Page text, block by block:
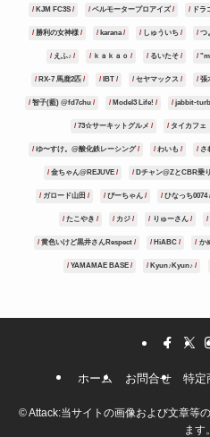
KJM FC3S ベルモータープロアイズ ドラ
勝利の女神様 karana しゅういち つ
えふ♪ ｋａｋａｏ るいたそ
RX-7 馬鹿2匹 IBT セヤマックス 張
智子(藍) @fd7chu Model3 Life! jabbit-
73☆サーキットグルメ タイカフェ
ゆ〜すけ。@酸化鉄レーシング わいも さ
金ちゃん@REJUVE Dチャン@ZとCBR乗り
ガロード山田 ぴーちゃん ひなっち0074
たこやき カジ りゅーさん
黄色いけど黒井さんRespect HiABC か
YAMAMAE BASE Kyun♪Kyun♪
ホーム お問合せ 特定
©Attack:当サイトの画像および文章等
ます。